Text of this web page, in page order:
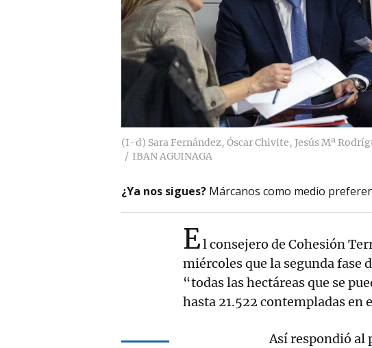
(I-d) Sara Fernández, Óscar Chivite, Jesús Mª
IBAN AGUINAGA
¿Ya nos sigues? Márcanos como medio
El consejero de Cohesión
miércoles que la segunda fase
“todas las hectáreas que se
hasta 21.522 contempladas en
Así respondió al